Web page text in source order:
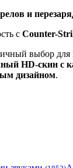
и
с Counter-
выбор для
HD-скин с
дизайном.